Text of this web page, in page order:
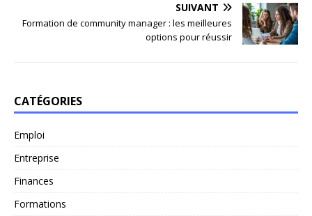
SUIVANT
Formation de community manager : les meilleures
options pour réussir
CATÉGORIES
Emploi
Entreprise
Finances
Formations